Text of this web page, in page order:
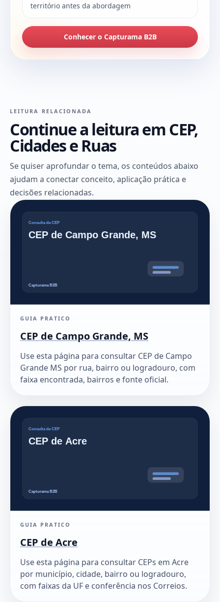
território antes da abordagem
Conhecer o Capturama B2B
LEITURA RELACIONADA
Continue a leitura em CEP,
Cidades e Ruas
Se quiser aprofundar o tema, os conteúdos abaixo
ajudam a conectar conceito, aplicação prática e
decisões relacionadas.
GUIA PRATICO
CEP de Campo Grande, MS
Use esta página para consultar CEP de Campo
Grande MS por rua, bairro ou logradouro, com
faixa encontrada, bairros e fonte oficial.
GUIA PRATICO
CEP de Acre
Use esta página para consultar CEPs em Acre
por município, cidade, bairro ou logradouro,
com faixas da UF e conferência nos Correios.